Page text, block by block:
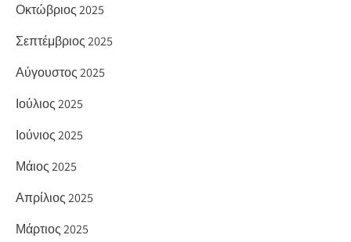
Οκτώβριος 2025
Σεπτέμβριος 2025
Αύγουστος 2025
Ιούλιος 2025
Ιούνιος 2025
Μάιος 2025
Απρίλιος 2025
Μάρτιος 2025